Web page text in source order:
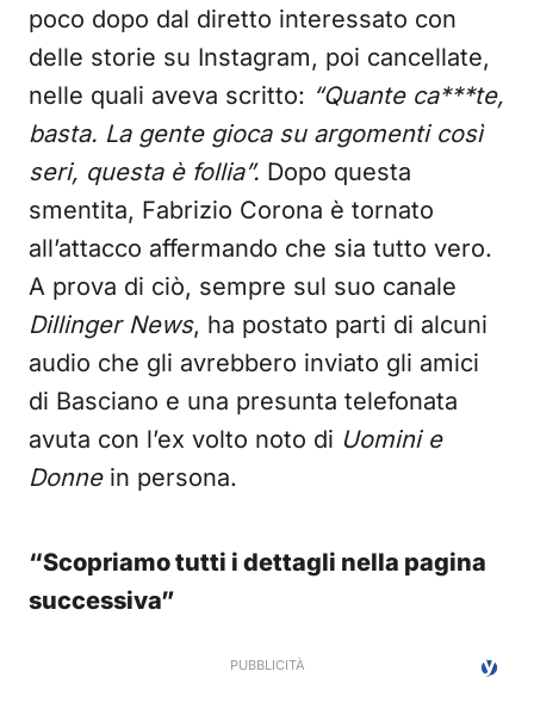
poco dopo dal diretto interessato con
delle storie su Instagram, poi cancellate,
nelle quali aveva scritto: “Quante ca***te,
basta. La gente gioca su argomenti così
seri, questa è follia”. Dopo questa
smentita, Fabrizio Corona è tornato
all’attacco affermando che sia tutto vero.
A prova di ciò, sempre sul suo canale
Dillinger News, ha postato parti di alcuni
audio che gli avrebbero inviato gli amici
di Basciano e una presunta telefonata
avuta con l’ex volto noto di Uomini e
Donnein persona.
“Scopriamo tutti i dettagli nella pagina
successiva”